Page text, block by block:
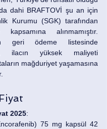
dahi BRAFTOVİ şu an için
Kurumu (SGK) tarafından
alınmamıştır.
geri ödeme listesinde
ilacın yüksek maliyeti
mağduriyet yaşamasına
2025:
75 mg kapsül 42